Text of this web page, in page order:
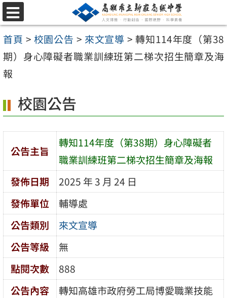
跳
至
主
要
內
區
選
單
首頁 > 校園公告 > 來文宣導 > 轉知114年度（第38
期）身心障礙者職業訓練班第二梯次招生簡章及海
報
校園公告
公告主旨
轉知114年度（第38期）身心障礙者
職業訓練班第二梯次招生簡章及海報
發佈日期
2025 年 3 月 24 日
發佈單位
輔導處
公告類別
來文宣導
公告等級
無
點閱次數
888
公告內容
轉知高雄市政府勞工局博愛職業技能